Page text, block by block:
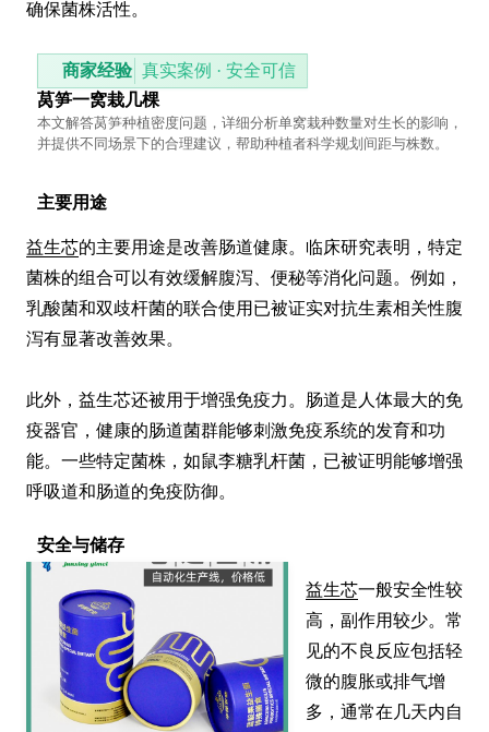
确保菌株活性。
商家经验 真实案例 · 安全可信
莴笋一窝栽几棵
本文解答莴笋种植密度问题，详细分析单窝栽种数量对生长的影响，
并提供不同场景下的合理建议，帮助种植者科学规划间距与株数。
主要用途
益生芯的主要用途是改善肠道健康。临床研究表明，特定
菌株的组合可以有效缓解腹泻、便秘等消化问题。例如，
乳酸菌和双歧杆菌的联合使用已被证实对抗生素相关性腹
泻有显著改善效果。
此外，益生芯还被用于增强免疫力。肠道是人体最大的免
疫器官，健康的肠道菌群能够刺激免疫系统的发育和功
能。一些特定菌株，如鼠李糖乳杆菌，已被证明能够增强
呼吸道和肠道的免疫防御。
安全与储存
益生芯一般安全性较
高，副作用较少。常
见的不良反应包括轻
微的腹胀或排气增
多，通常在几天内自